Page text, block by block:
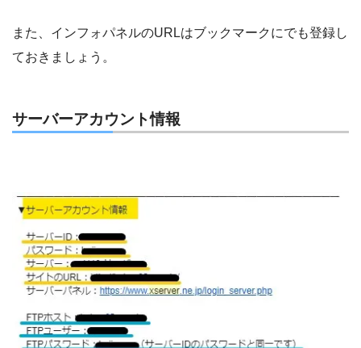
また、インフォパネルのURLはブックマークにでも登録し
ておきましょう。
サーバーアカウント情報